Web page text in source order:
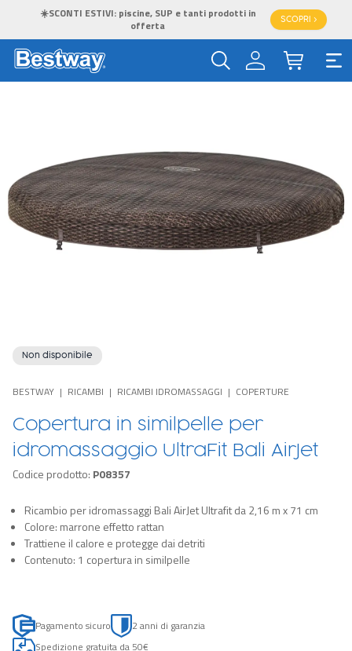
☀️SCONTI ESTIVI: piscine, SUP e tanti prodotti in
offerta
SCOPRI >
Non disponibile
BESTWAY RICAMBI RICAMBI IDROMASSAGGI COPERTURE
Copertura in similpelle per
idromassaggio UltraFit Bali AirJet
Codice prodotto: P08357
Ricambio per idromassaggi Bali AirJet Ultrafit da 2,16 m x 71 cm
Colore: marrone effetto rattan
Trattiene il calore e protegge dai detriti
Contenuto: 1 copertura in similpelle
Pagamento sicuro
2 anni di garanzia
Spedizione gratuita da 50€